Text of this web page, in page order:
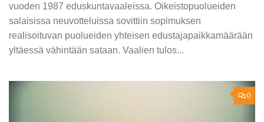
vuoden 1987 eduskuntavaaleissa. Oikeistopuolueiden
salaisissa neuvotteluissa sovittiin sopimuksen
realisoituvan puolueiden yhteisen edustajapaikkamäärään
yltäessä vähintään sataan. Vaalien tulos...
0